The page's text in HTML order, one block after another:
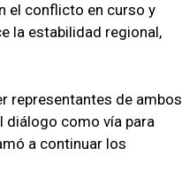
el conflicto en curso y
la estabilidad regional,
representantes de ambos
diálogo como vía para
a continuar los